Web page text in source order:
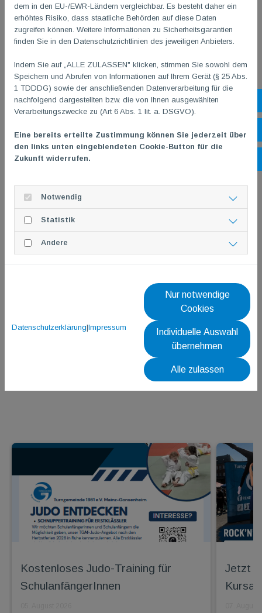
Start
Blog
Abteilungsordnung - 11.07.2023
Entgeltordnung - 06.05.2025
Geschäftsordnung Mitgliederversammlung - 11.07.2023
Geschäftsordnung Vorstand - 11.07.2023
Hallenordnung - 17.02.2022
Kostenloses Judo-Training für
SchulanfängerInnen
Jetzt
dem in den EU-/EWR-Ländern vergleichbar. Es besteht daher ein
erhöhtes Risiko, dass staatliche Behörden auf diese Daten
zugreifen können. Weitere Informationen zu Sicherheitsgarantien
finden Sie in den Datenschutzrichtlinien des jeweiligen Anbieters.
Indem Sie auf „ALLE ZULASSEN" klicken, stimmen Sie sowohl dem
Speichern und Abrufen von Informationen auf Ihrem Gerät (§ 25 Abs.
1 TDDDG) sowie der anschließenden Datenverarbeitung für die
nachfolgend dargestellten bzw. die von Ihnen ausgewählten
Verarbeitungszwecke zu (Art 6 Abs. 1 lit. a. DSGVO).
Eine bereits erteilte Zustimmung können Sie jederzeit über
den links unten eingeblendeten Cookie-Button für die
Zukunft widerrufen.
Notwendig
Statistik
Andere
Datenschutzerklärung|Impressum
Nur notwendige
Cookies
Individuelle Auswahl
übernehmen
Alle zulassen